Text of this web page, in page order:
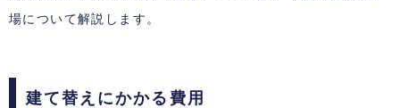
場について解説します。
建て替えにかかる費用